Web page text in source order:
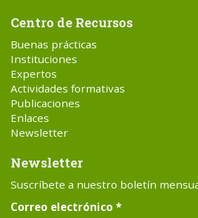
Centro de Recursos
Buenas prácticas
Instituciones
Expertos
Actividades formativas
Publicaciones
Enlaces
Newsletter
Newsletter
Suscríbete a nuestro boletín
Correo electrónico *